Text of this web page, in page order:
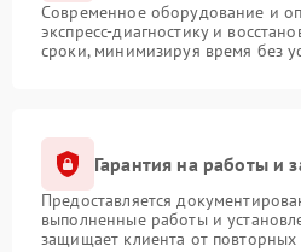
Современное оборудование и
экспресс-диагностику и
сроки, минимизируя время без
Гарантия на работы и
Предоставляется
выполненные работы и
защищает клиента от повторных